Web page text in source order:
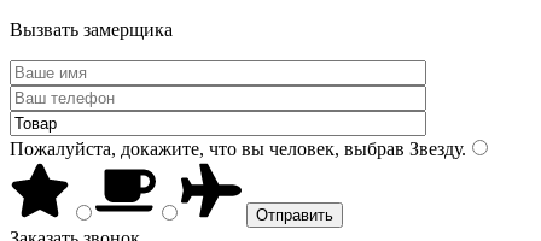
Вызвать замерщика
Пожалуйста, докажите, что вы человек, выбрав Звезду.